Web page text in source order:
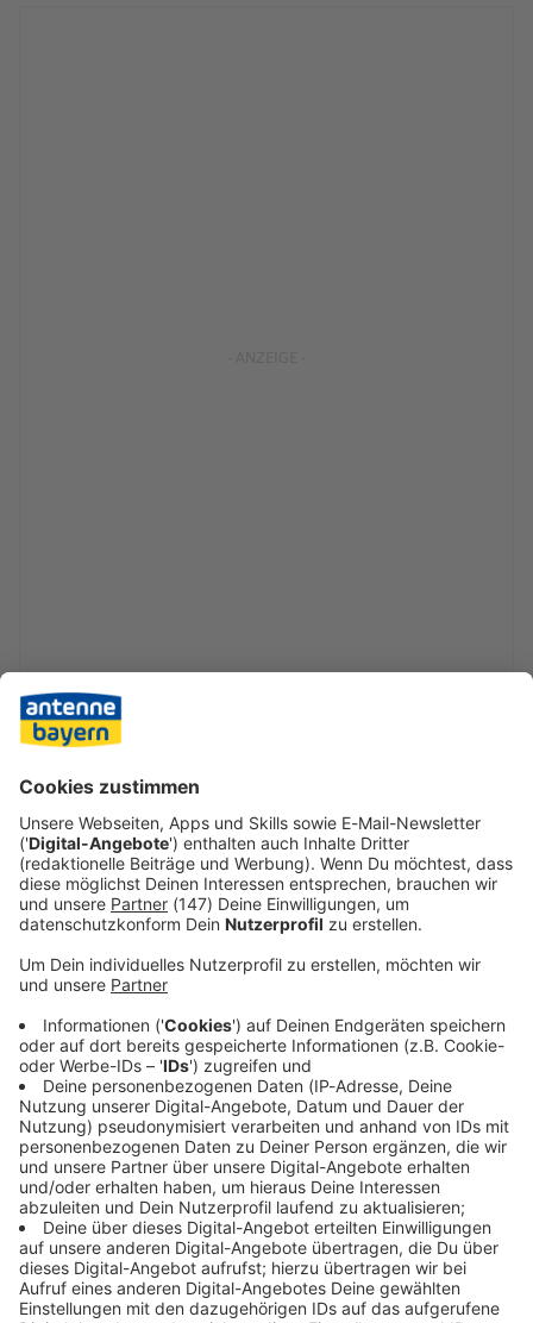
Am Ende erlosch das Feuer von allein, für Polizei und
Feuerwehr ist der Einsatz damit beendet. «Aber es ist
Einsatz», schilderte der Polizeisprecher. «Die
Betreiberfirma kümmert sich jetzt um die Reparatur.»